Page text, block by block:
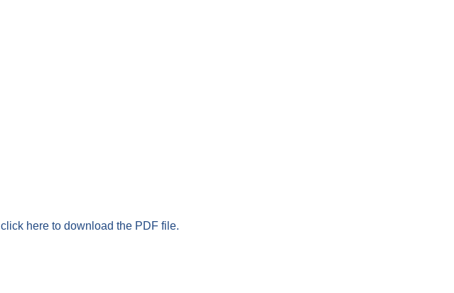
click here to download the PDF file.